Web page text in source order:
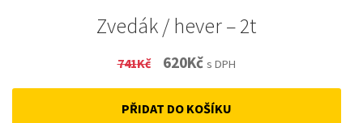
Zvedák / hever – 2t
741Kč
Original
price
was:
620KčCurrent
price
is:
s DPH
PŘIDAT DO KOŠÍKU